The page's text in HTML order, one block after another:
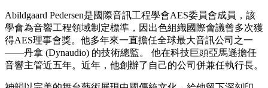
Abildgaard Pedersen是國際音訊工程學會AES委員會成員，該
學會為音響工程領域制定標準，因出色組織國際會議曾多次獲
得AES理事會獎。他多年來一直擔任全球最大音訊公司之一
——丹拿 (Dynaudio) 的技術總監。 他在科技巨頭亞馬遜擔任
音響主管近五年。近年，他創辦了自己的公司併兼任執行長。